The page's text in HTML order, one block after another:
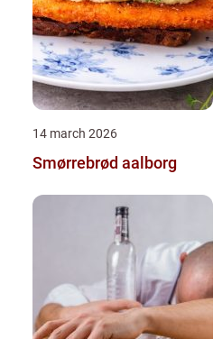
14 march 2026
Smørrebrød aalborg